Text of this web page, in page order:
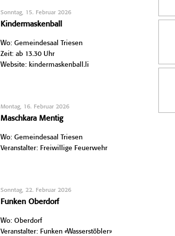
Sonntag, 15. Februar 2026
Kindermaskenball
Wo: Gemeindesaal Triesen
Zeit: ab 13.30 Uhr
Website: kindermaskenball.li
Montag, 16. Februar 2026
Maschkara Mentig
Wo: Gemeindesaal Triesen
Veranstalter: Freiwillige Feuerwehr
Sonntag, 22. Februar 2026
Funken Oberdorf
Wo: Oberdorf
Veranstalter: Funken «Wasserstöbler»